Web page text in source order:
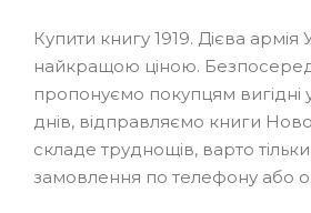
Купити книгу 1919. Дієва
найкращою ціною.
пропонуємо покупцям
днів, відправляємо книги
складе труднощів, варто
замовлення по телефону або